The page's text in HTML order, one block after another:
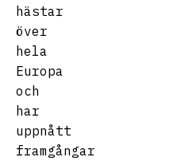
hästar
över
hela
Europa
och
har
uppnått
framgångar